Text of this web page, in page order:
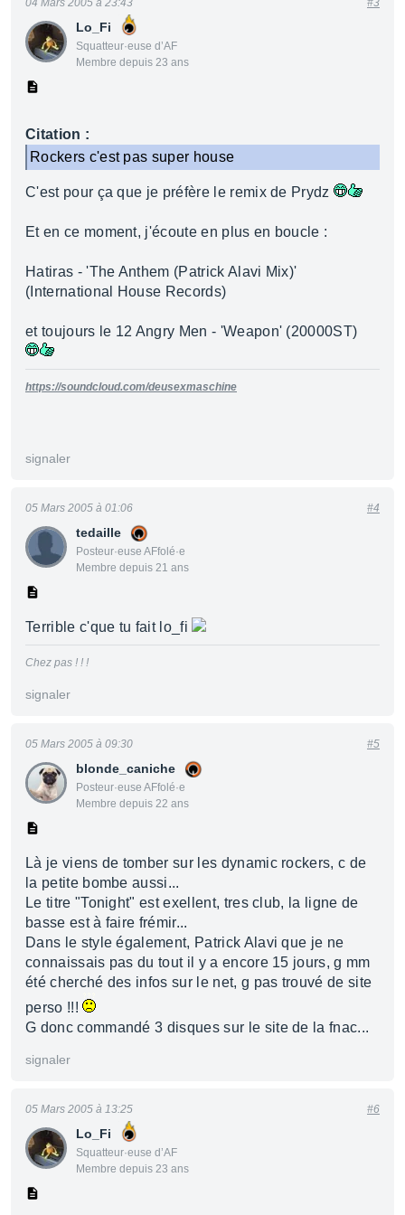
Lo_Fi
Squatteur·euse d’AF
Membre depuis 23 ans
04 Mars 2005 à 23:43 #3
Citation :
Rockers c'est pas super house
C'est pour ça que je préfère le remix de Prydz
Et en ce moment, j'écoute en plus en boucle :
Hatiras - 'The Anthem (Patrick Alavi Mix)'
(International House Records)
et toujours le 12 Angry Men - 'Weapon' (20000ST)
https://soundcloud.com/deusexmaschine
signaler
tedaille
Posteur·euse AFfolé·e
Membre depuis 21 ans
05 Mars 2005 à 01:06 #4
Terrible c'que tu fait lo_fi
Chez pas ! ! !
signaler
blonde_caniche
Posteur·euse AFfolé·e
Membre depuis 22 ans
05 Mars 2005 à 09:30 #5
Là je viens de tomber sur les dynamic rockers, c de
la petite bombe aussi...
Le titre "Tonight" est exellent, tres club, la ligne de
basse est à faire frémir...
Dans le style également, Patrick Alavi que je ne
connaissais pas du tout il y a encore 15 jours, g mm
été cherché des infos sur le net, g pas trouvé de site
perso !!!
G donc commandé 3 disques sur le site de la fnac...
signaler
Lo_Fi
Squatteur·euse d’AF
Membre depuis 23 ans
05 Mars 2005 à 13:25 #6